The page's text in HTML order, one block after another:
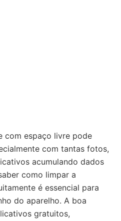
com espaço livre pode
com tantas fotos,
acumulando dados
como limpar a
é essencial para
do aparelho. A boa
gratuitos,